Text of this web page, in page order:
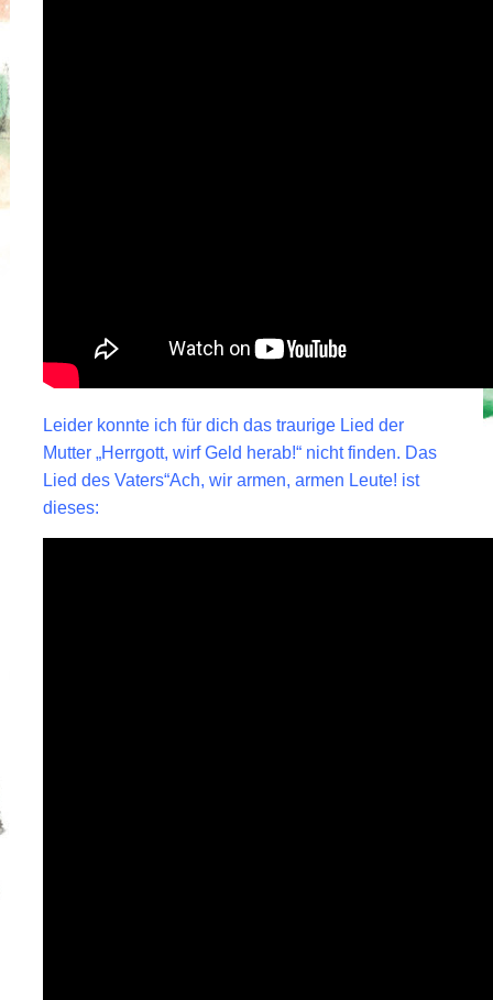
Leider konnte ich für dich das traurige Lied der
Mutter „Herrgott, wirf Geld herab!“ nicht finden. Das
Lied des Vaters“Ach, wir armen, armen Leute! ist
dieses: